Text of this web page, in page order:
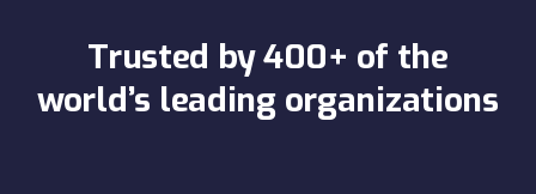
Trusted by 400+ of the
world’s leading organizations